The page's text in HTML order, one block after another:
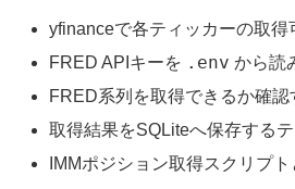
yfinanceで各ティッカーの取得
FRED APIキーを .env から読
FRED系列を取得できるか確認
取得結果をSQLiteへ保存する
IMMポジション取得スクリプ